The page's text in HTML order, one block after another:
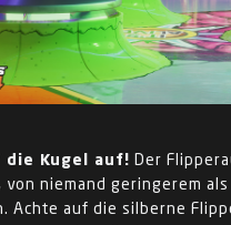
die Kugel auf! Der
von niemand geringerem
Achte auf die silberne